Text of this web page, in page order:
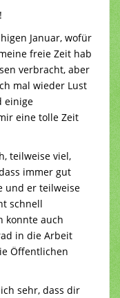
Januar, wofür
freie Zeit hab
verbracht, aber
mal wieder Lust
einige
eine tolle Zeit
teilweise viel,
immer gut
und er teilweise
schnell
konnte auch
in die Arbeit
Öffentlichen
sehr, dass dir